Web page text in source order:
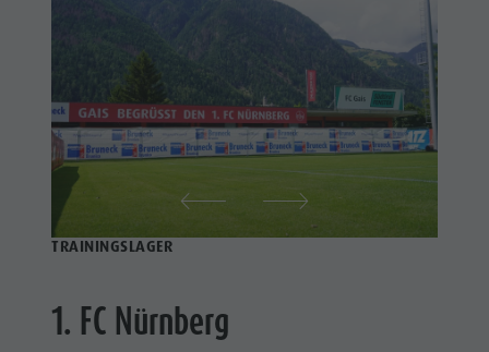
TRAININGSLAGER
1. FC Nürnberg